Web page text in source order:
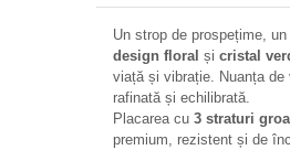
Un strop de prospețime,
design floral și cristal
viață și vibrație. Nuanța
rafinată și echilibrată.
Placarea cu 3 straturi
premium, rezistent și de